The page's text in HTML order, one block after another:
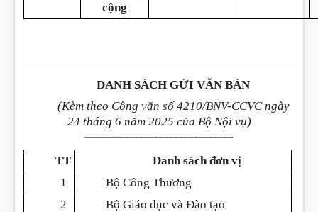
cộng
DANH SÁCH GỬI VĂN BẢN
(Kèm theo Công văn số 4210/BNV-CCVC ngày
24 tháng 6 năm 2025 của Bộ Nội vụ)
TT
Danh sách đơn vị
1
Bộ Công Thương
2
Bộ Giáo dục và Đào tạo